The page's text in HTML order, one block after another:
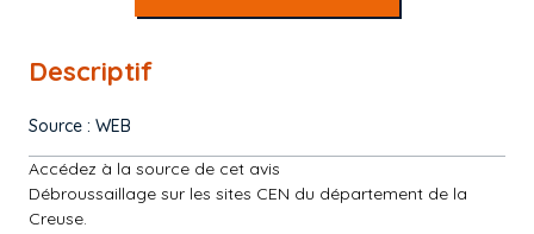
Descriptif
Source : WEB
Accédez à la source de cet avis
Débroussaillage sur les sites CEN du département de la
Creuse.